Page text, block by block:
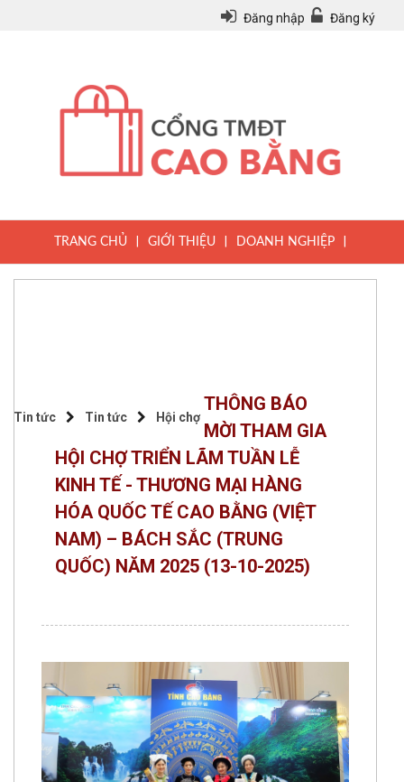
Đăng nhập Đăng ký
TRANG CHỦ GIỚI THIỆU DOANH NGHIỆP
| | |
Tin tức Tin tức Hội chợ
THÔNG BÁO
MỜI THAM GIA
HỘI CHỢ TRIỂN LÃM TUẦN LỄ
KINH TẾ - THƯƠNG MẠI HÀNG
HÓA QUỐC TẾ CAO BẰNG (VIỆT
NAM) – BÁCH SẮC (TRUNG
QUỐC) NĂM 2025 (13-10-2025)